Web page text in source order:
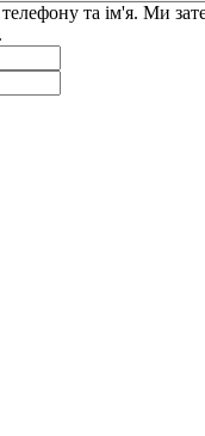
та ім'я. Ми